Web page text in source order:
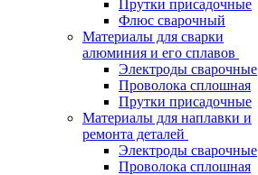
Прутки присадочные
Флюс сварочный
Материалы для сварки
алюминия и его сплавов
Электроды сварочные
Проволока сплошная
Прутки присадочные
Материалы для наплавки и
ремонта деталей
Электроды сварочные
Проволока сплошная